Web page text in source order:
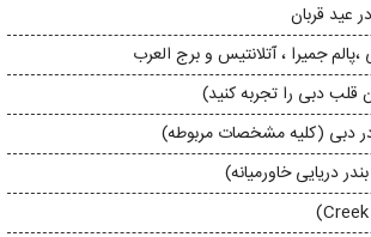
عید قربان
جمیرا ، آتلانتیس و برج العرب
دریایی خاورمیانه)